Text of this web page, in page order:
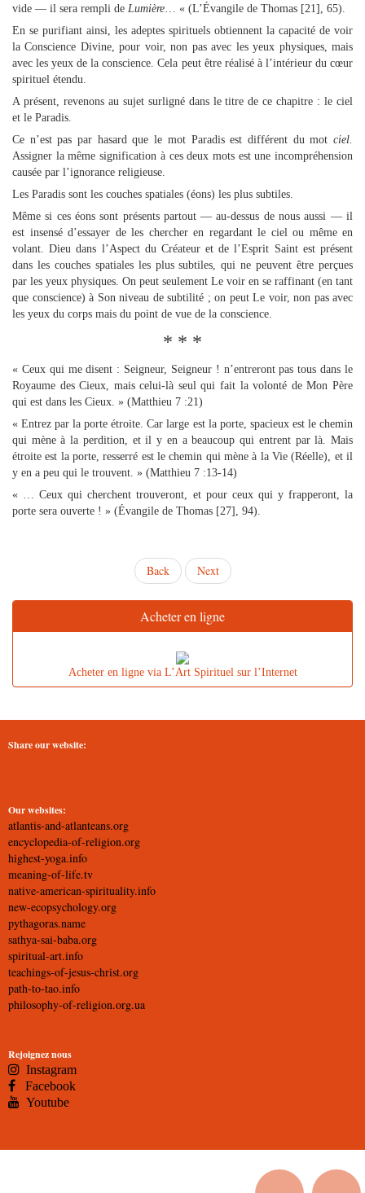
vide — il sera rempli de Lumière… « (L’Évangile de Thomas [21], 65).
En se purifiant ainsi, les adeptes spirituels obtiennent la capacité de voir
la Conscience Divine, pour voir, non pas avec les yeux physiques, mais
avec les yeux de la conscience. Cela peut être réalisé à l’intérieur du cœur
spirituel étendu.
A présent, revenons au sujet surligné dans le titre de ce chapitre : le ciel
et le Paradis.
Ce n’est pas par hasard que le mot Paradis est différent du mot ciel.
Assigner la même signification à ces deux mots est une incompréhension
causée par l’ignorance religieuse.
Les Paradis sont les couches spatiales (éons) les plus subtiles.
Même si ces éons sont présents partout — au-dessus de nous aussi — il
est insensé d’essayer de les chercher en regardant le ciel ou même en
volant. Dieu dans l’Aspect du Créateur et de l’Esprit Saint est présent
dans les couches spatiales les plus subtiles, qui ne peuvent être perçues
par les yeux physiques. On peut seulement Le voir en se raffinant (en tant
que conscience) à Son niveau de subtilité ; on peut Le voir, non pas avec
les yeux du corps mais du point de vue de la conscience.
* * *
« Ceux qui me disent : Seigneur, Seigneur ! n’entreront pas tous dans le
Royaume des Cieux, mais celui-là seul qui fait la volonté de Mon Père
qui est dans les Cieux. » (Matthieu 7 :21)
« Entrez par la porte étroite. Car large est la porte, spacieux est le chemin
qui mène à la perdition, et il y en a beaucoup qui entrent par là. Mais
étroite est la porte, resserré est le chemin qui mène à la Vie (Réelle), et il
y en a peu qui le trouvent. » (Matthieu 7 :13-14)
« … Ceux qui cherchent trouveront, et pour ceux qui y frapperont, la
porte sera ouverte ! » (Évangile de Thomas [27], 94).
Back Next
Acheter en ligne
Acheter en ligne via L’Art Spirituel sur l’Internet
Share our website:
Our websites:
atlantis-and-atlanteans.org
encyclopedia-of-religion.org
highest-yoga.info
meaning-of-life.tv
native-american-spirituality.info
new-ecopsychology.org
pythagoras.name
sathya-sai-baba.org
spiritual-art.info
teachings-of-jesus-christ.org
path-to-tao.info
philosophy-of-religion.org.ua
Rejoignez nous
Instagram
Facebook
Youtube